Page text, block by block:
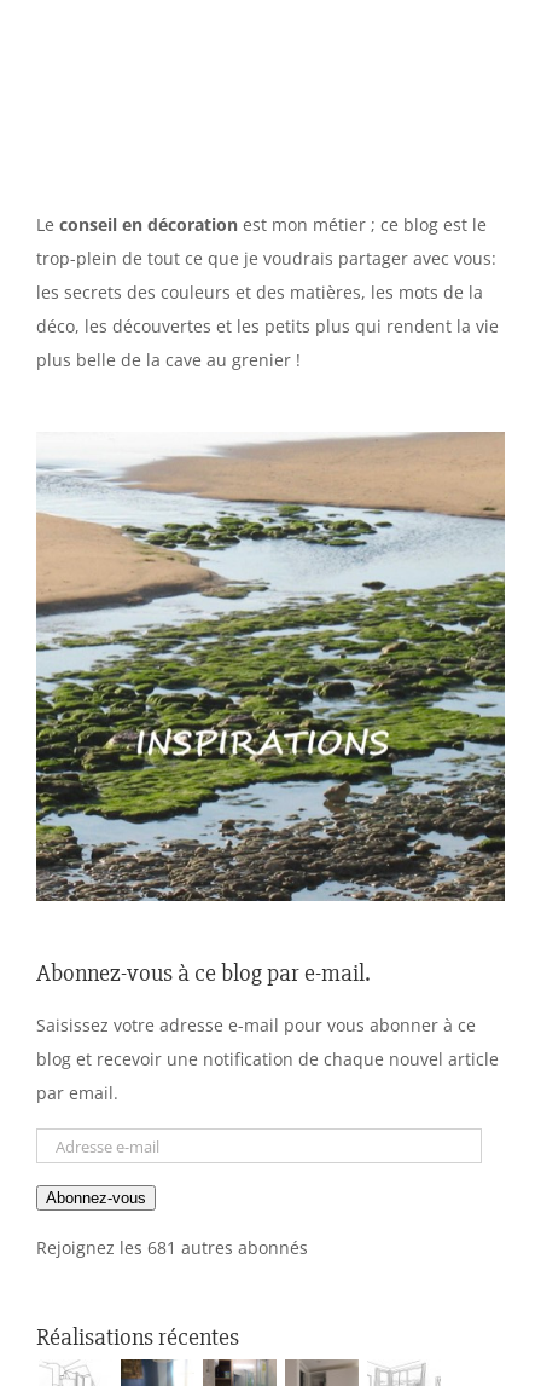
Le conseil en décoration est mon métier ; ce blog est le
trop-plein de tout ce que je voudrais partager avec vous:
les secrets des couleurs et des matières, les mots de la
déco, les découvertes et les petits plus qui rendent la vie
plus belle de la cave au grenier !
Abonnez-vous à ce blog par e-mail.
Saisissez votre adresse e-mail pour vous abonner à ce
blog et recevoir une notification de chaque nouvel article
par email.
Adresse
mail
Abonnez-vous
Rejoignez les 681 autres abonnés
Réalisations récentes